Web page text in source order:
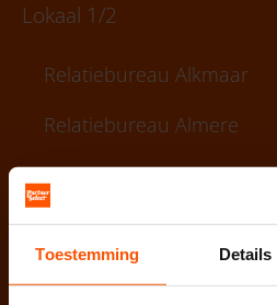
Toestemming Details
Lokaal 1/2
Relatiebureau Alkmaar
Relatiebureau Almere
Relatiebureau Almelo
Relatiebureau Amersfoort